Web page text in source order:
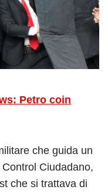
Petro coin
che guida un
Ciudadano,
che si trattava di